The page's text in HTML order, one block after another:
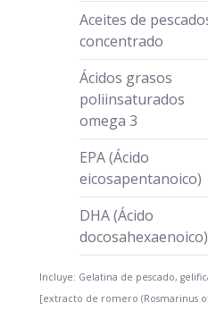
Aceites de
concentrado
Ácidos grasos
poliinsaturados
omega 3
EPA (Ácido
eicosapentanoico)
DHA (Ácido
docosahexaenoico)
Incluye: Gelatina de pescado,
[extracto de romero (Rosmarinus